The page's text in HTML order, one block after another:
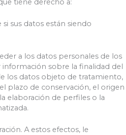
tiene derecho a:
sus datos están siendo
a los datos personales de los
sobre la finalidad del
los datos objeto de tratamiento,
plazo de conservación, el origen
elaboración de perfiles o la
A estos efectos, le